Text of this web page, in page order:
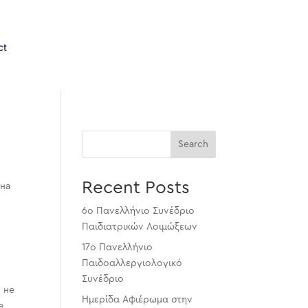
не
Search
Recent Posts
6ο Πανελλήνιο Συνέδριο
Παιδιατρικών Λοιμώξεων
17ο Πανελλήνιο
Παιδοαλλεργιολογικό
Συνέδριο
Ημερίδα Αφιέρωμα στην